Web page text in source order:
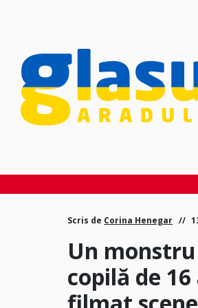
Scris de Corina Henegar
Un
copilă de